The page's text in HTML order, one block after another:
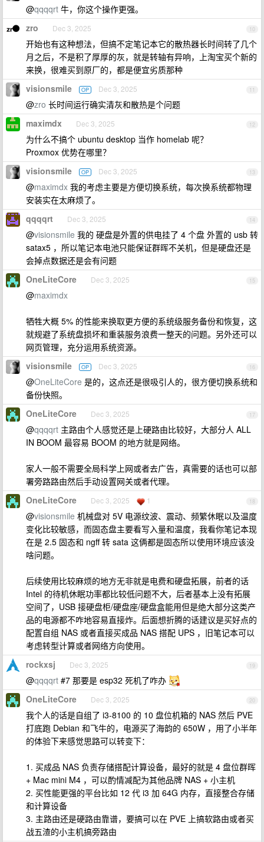
@qqqqrt 牛，你这个操作更强。
10
zro Dec 3, 2025
开始也有这种想法，但搞不定笔记本它的散热器长时间转了几个
月之后，不是积了厚厚的灰，就是转轴有异响，上淘宝买个新的
来换，很难买到原厂的，都是便宜劣质那种
11
visionsmile OP Dec 3, 2025
@zro 长时间运行确实清灰和散热是个问题
12
maximdx Dec 3, 2025
为什么不搞个 ubuntu desktop 当作 homelab 呢？
Proxmox 优势在哪里？
13
visionsmile OP Dec 3, 2025
@maximdx 我的考虑主要是方便切换系统，每次换系统都物理
安装实在太麻烦了。
14
qqqqrt Dec 3, 2025
@visionsmile 我的 硬盘是外置的供电挂了 4 个盘 外置的 usb 转
satax5 ，所以笔记本电池只能保证群晖不关机，但是硬盘还是
会掉点数据还是会有问题
15
OneLiteCore Dec 3, 2025
@maximdx
牺牲大概 5% 的性能来换取更方便的系统级服务备份和恢复，这
就规避了系统盘损坏和重装服务浪费一整天的问题。另外还可以
网页管理，充分运用系统资源。
16
visionsmile OP Dec 3, 2025
@OneLiteCore 是的，这点还是很吸引人的，很方便切换系统和
备份快照。
17
OneLiteCore Dec 3, 2025
@qqqqrt 主路由个人感觉还是上硬路由比较好，大部分人 ALL
IN BOOM 最容易 BOOM 的地方就是网络。
家人一般不需要全局科学上网或者去广告，真需要的话也可以部
署旁路路由然后手动设置网关或者代理。
18
OneLiteCore Dec 3, 2025 1
@visionsmile 机械盘对 5V 电源纹波、震动、频繁休眠以及温度
变化比较敏感，而固态盘主要看写入量和温度，我看你笔记本现
在是 2.5 固态和 ngff 转 sata 这俩都是固态所以使用环境应该没
啥问题。
后续使用比较麻烦的地方无非就是电费和硬盘拓展，前者的话
Intel 的待机休眠功率都比较低问题不大，后者基本上没有拓展
空间了，USB 接硬盘柜/硬盘座/硬盘盒能用但是绝大部分这类产
品的电源都不咋地容易直接炸。后面想折腾的话建议是买好点的
配置自组 NAS 或者直接买成品 NAS 搭配 UPS ，旧笔记本可以
考虑转型计算或者网络方向使用。
19
rockxsj Dec 3, 2025
@qqqqrt #7 那要是 esp32 死机了咋办
20
OneLiteCore Dec 3, 2025
我个人的话是自组了 i3-8100 的 10 盘位机箱的 NAS 然后 PVE
打底跑 Debian 和飞牛的，电源买了海韵的 650W ，用了小半年
的体验下来感觉思路可以转变下：
1. 买成品 NAS 负责存储搭配计算设备，最好的就是 4 盘位群晖
+ Mac mini M4 ，可以酌情减配为其他品牌 NAS + 小主机
2. 买性能更强的平台比如 12 代 i3 加 64G 内存，直接整合存储
和计算设备
3. 主路由还是硬路由靠谱，要搞可以在 PVE 上搞软路由或者买
战五渣的小主机搞旁路由